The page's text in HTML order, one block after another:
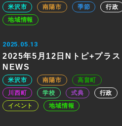
米沢市 南陽市 季節
行政
地域情報
2025.05.13
2025年5月12日Nトピ+プラス
NEWS
米沢市 南陽市
高畠町
川西町
学校 式典
行政
イベント
地域情報